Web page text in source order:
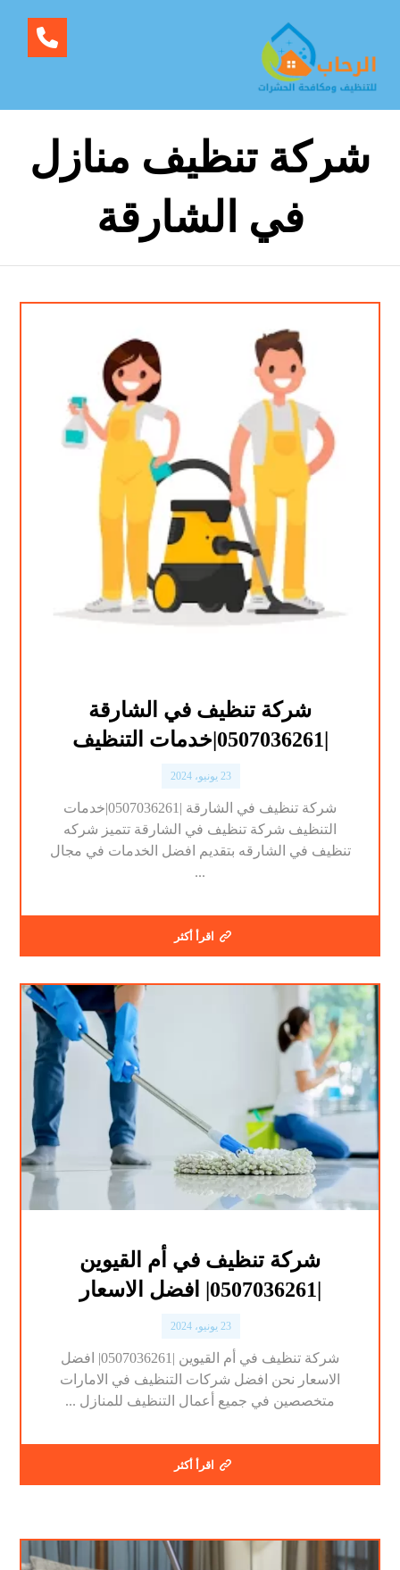
شركة تنظيف منازل
في الشارقة
شركة تنظيف في الشارقة
23 يونيو، 2024
شركة تنظيف في الشارقة |0507036261|خدمات
التنظيف شركة تنظيف في الشارقة تتميز شركه
تنظيف في الشارقه بتقديم افضل الخدمات في مجال
...
اقرأ أكثر
شركة تنظيف في أم القيوين
23 يونيو، 2024
شركة تنظيف في أم القيوين |0507036261| افضل
الاسعار نحن افضل شركات التنظيف في الامارات
متخصصين في جميع أعمال التنظيف للمنازل ...
اقرأ أكثر